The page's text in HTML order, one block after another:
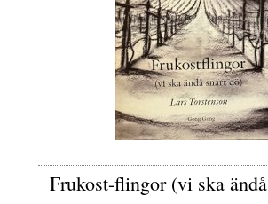
Frukost-flingor (vi ska